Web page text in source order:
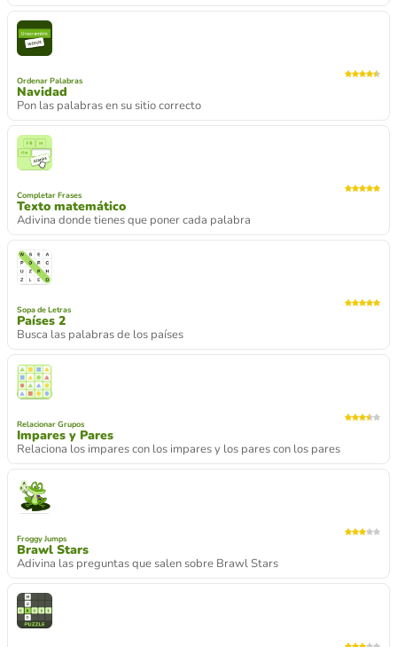
Ordenar Palabras
Navidad
Pon las palabras en su sitio correcto
Completar Frases
Texto matemático
Adivina donde tienes que poner cada palabra
Sopa de Letras
Países 2
Busca las palabras de los países
Relacionar Grupos
Impares y Pares
Relaciona los impares con los impares y los pares con los pares
Froggy Jumps
Brawl Stars
Adivina las preguntas que salen sobre Brawl Stars